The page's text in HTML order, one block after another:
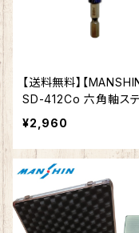
【送料無料】【MANSHIN】
SD-412Co 六角軸ステ
ドリル ナノブルーコー
ング
¥2,960